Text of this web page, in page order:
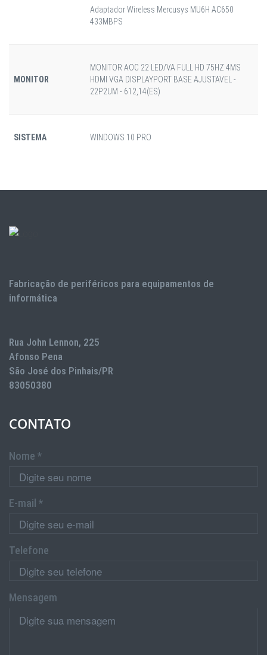
Adaptador Wireless Mercusys MU6H AC650
433MBPS
MONITOR
MONITOR AOC 22 LED/VA FULL HD 75HZ 4MS
HDMI VGA DISPLAYPORT BASE AJUSTAVEL -
22P2UM - 612,14(ES)
SISTEMA WINDOWS 10 PRO
Fabricação de periféricos para equipamentos de
informática
Rua John Lennon, 225
Afonso Pena
São José dos Pinhais/PR
83050380
CONTATO
Nome *
E-mail *
Telefone
Mensagem